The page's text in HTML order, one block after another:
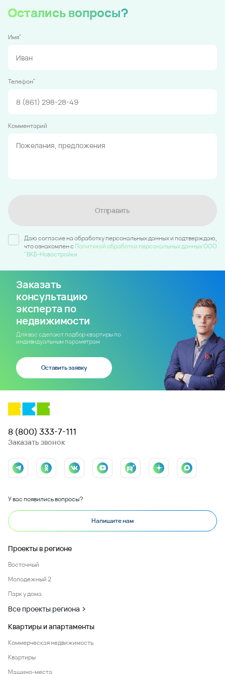
Остались вопросы?
Имя*
Телефон*
Комментарий
Отправить
Даю согласие на обработку персональных данных и подтверждаю,
что ознакомлен c Политикой обработки персональных данных ООО
"ВКБ-Новостройки
Заказать
консультацию
эксперта по
недвижимости
Для вас сделают подбор квартиры по
индивидуальным параметрам
Оставить заявку
8 (800) 333-7-111
Заказать звонок
У вас появились вопросы?
Напишите нам
Проекты в регионе
Восточный
Молодежный 2
Парк у дома
Все проекты региона
Квартиры и апартаменты
Коммерческая недвижимость
Квартиры
Машино-места